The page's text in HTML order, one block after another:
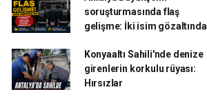
soruşturmasında flaş
gelişme: İki isim gözaltında
Konyaaltı Sahili'nde denize
girenlerin korkulu rüyası:
Hırsızlar